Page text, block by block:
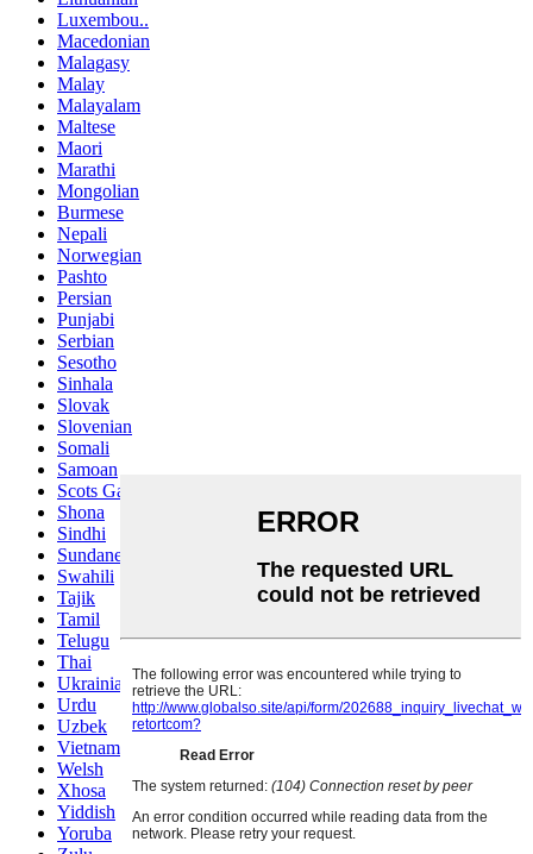
Luxembou..
Macedonian
Malagasy
Malay
Malayalam
Maltese
Maori
Marathi
Mongolian
Burmese
Nepali
Norwegian
Pashto
Persian
Punjabi
Serbian
Sesotho
Sinhala
Slovak
Slovenian
Somali
Samoan
Scots Gaelic
Shona
Sindhi
Sundanese
Swahili
Tajik
Tamil
Telugu
Thai
Ukrainian
Urdu
Uzbek
Vietnamese
Welsh
Xhosa
Yiddish
Yoruba